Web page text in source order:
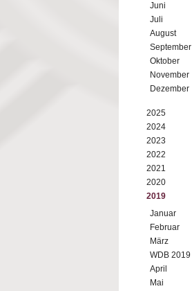
Juni
Juli
August
September
Oktober
November
Dezember
2025
2024
2023
2022
2021
2020
2019
Januar
Februar
März
WDB 2019
April
Mai